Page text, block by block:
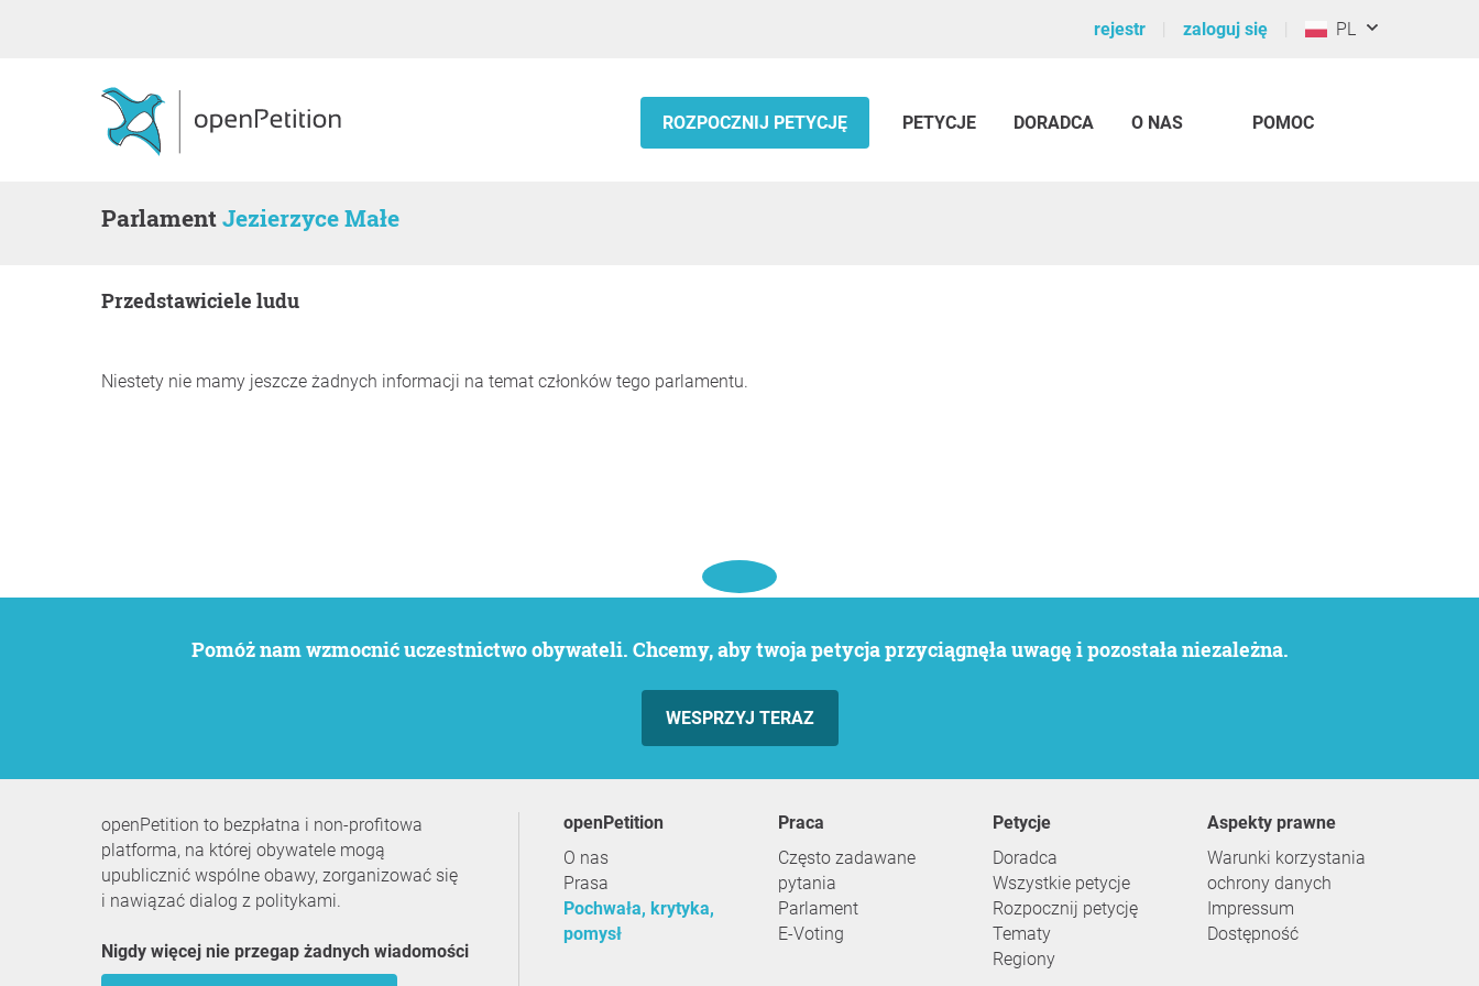
rejestr zaloguj się PL
ROZPOCZNIJ PETYCJĘ PETYCJE DORADCA O NAS POMOC
ParlamentJezierzyce Małe
Przedstawiciele ludu
Niestety nie mamy jeszcze żadnych informacji na temat członków tego parlamentu.
Pomóż nam wzmocnić uczestnictwo obywateli. Chcemy, aby twoja petycja przyciągnęła uwagę i pozostała niezależna.
WESPRZYJ TERAZ
openPetition to bezpłatna i non-profitowa
platforma, na której obywatele mogą
upublicznić wspólne obawy, zorganizować się
i nawiązać dialog z politykami.
Nigdy więcej nie przegap żadnych wiadomości
openPetition
O nas
Prasa
Pochwała, krytyka,
pomysł
praca
Często zadawane
pytania
Parlament
E-Voting
Petycje
Doradca
Wszystkie petycje
Rozpocznij petycję
Tematy
Regiony
Aspekty prawne
Warunki korzystania
ochrony danych
Impressum
Dostępność